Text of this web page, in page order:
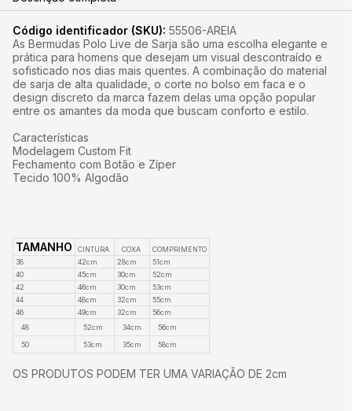
Código identificador (SKU): 55506-AREIA
As Bermudas Polo Live de Sarja são uma escolha elegante e
prática para homens que desejam um visual descontraído e
sofisticado nos dias mais quentes. A combinação do material
de sarja de alta qualidade, o corte no bolso em faca e o
design discreto da marca fazem delas uma opção popular
entre os amantes da moda que buscam conforto e estilo.
Características
Modelagem Custom Fit
Fechamento com Botão e Zíper
Tecido 100% Algodão
TAMANHO CINTURA COXA
COMPRIMENTO
38
42cm 28cm
51cm
40
45cm 30cm
52cm
42
46cm 30cm
53cm
44
48cm 32cm
55cm
46
49cm 32cm
56cm
48
52cm 34cm
56cm
50
53cm 35cm 58cm
OS PRODUTOS PODEM TER UMA VARIAÇÃO DE 2cm